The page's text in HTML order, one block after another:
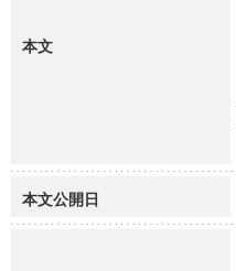
本文
本文公開日